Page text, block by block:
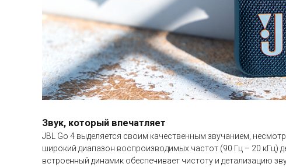
Звук, который впечатляет
JBL Go 4 выделяется своим качественным звучанием,
широкий диапазон воспроизводимых частот (90 Гц – 20
встроенный динамик обеспечивает чистоту и детализацию